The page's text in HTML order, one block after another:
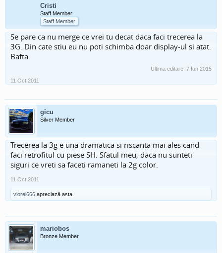
Cristi
Staff Member
Staff Member
Se pare ca nu merge ce vrei tu decat daca faci trecerea la
3G. Din cate stiu eu nu poti schimba doar display-ul si atat.
Bafta.
Ultima editare: 7 Iun 2015
11 Oct 2011
gicu
Silver Member
Trecerea la 3g e una dramatica si riscanta mai ales cand
faci retrofitul cu piese SH. Sfatul meu, daca nu sunteti
siguri ce vreti sa faceti ramaneti la 2g color.
11 Oct 2011
viorel666 apreciază asta.
mariobos
Bronze Member